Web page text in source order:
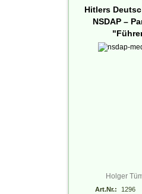
Hitlers
NSDAP –
Holger
Art.Nr.: 1296